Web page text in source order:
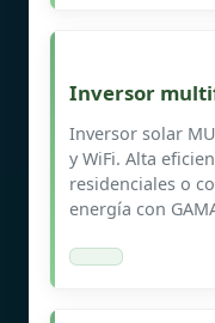
Inversor
Inversor solar
y WiFi. Alta
residenciales o
energía con